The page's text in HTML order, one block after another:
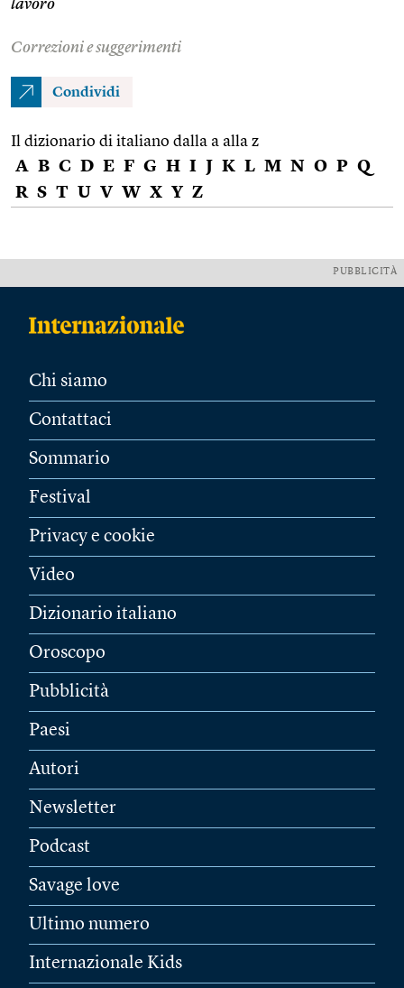
lavoro
Correzioni e suggerimenti
Condividi
Il dizionario di italiano dalla a alla z
A B C D E F G H I J K L M N O P Q
R S T U V W X Y Z
PUBBLICITÀ
Chi siamo
Contattaci
Sommario
Festival
Privacy e cookie
Video
Dizionario italiano
Oroscopo
Pubblicità
Paesi
Autori
Newsletter
Podcast
Savage love
Ultimo numero
Internazionale Kids